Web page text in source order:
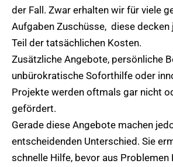
der Fall. Zwar erhalten wir für viele
Aufgaben Zuschüsse, diese decken
Teil der tatsächlichen Kosten.
Zusätzliche Angebote, persönliche
unbürokratische Soforthilfe oder
Projekte werden oftmals gar nicht
gefördert.
Gerade diese Angebote machen
entscheidenden Unterschied. Sie
schnelle Hilfe, bevor aus Problemen